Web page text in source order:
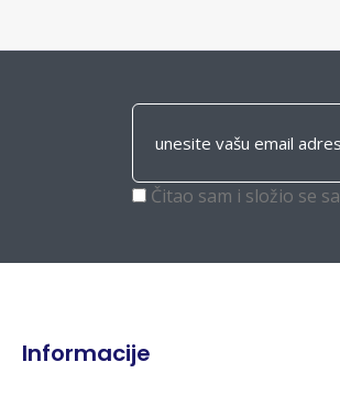
Čitao sam i složio se sa
Informacije